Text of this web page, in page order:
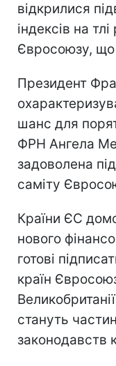
відкрилися
індексів на
Євросоюзу, що
Президент
шанс для
ФРН Ангела
задоволена
саміту
Країни ЄС
нового
готові
країн
стануть
законодавств